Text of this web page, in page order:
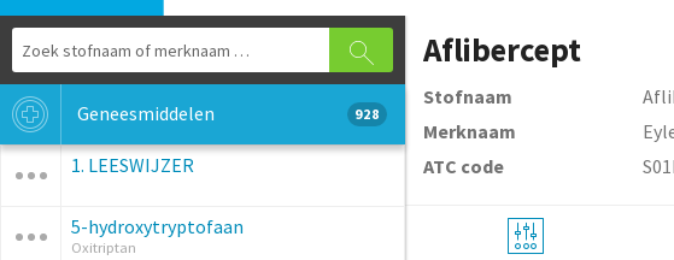
Geneesmiddelen 928
1. LEESWIJZER
5-hydroxytryptofaan
Oxitriptan
Aflibercept
Stofnaam
Merknaam
ATC code